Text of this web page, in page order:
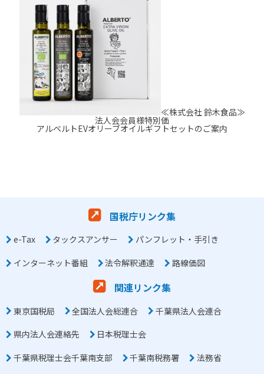
≪株式会社 鈴木食品≫
法人会会員様特別価
アルベルトEVオリーブオイルギフトセットのご案内
国税庁リンク集
e-Tax タックスアンサー
パンフレット・手引き
インターネット番組
法令解釈通達 路線価図
関連リンク集
東京国税局 全国法人会総連合
千葉県法人会連合
県内法人会連絡先
日本税理士会
千葉県税理士会千葉南支部
千葉南税務署
法務省